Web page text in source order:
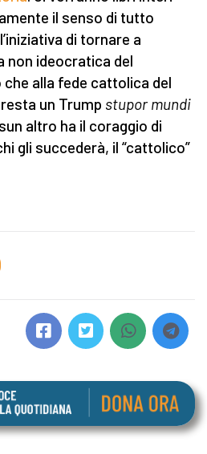
il senso di tutto
di tornare a
non ideocratica del
alla fede cattolica del
un Trump stupor mundi
altro ha il coraggio di
gli succederà, il “cattolico”